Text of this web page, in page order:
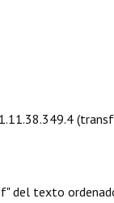
del texto